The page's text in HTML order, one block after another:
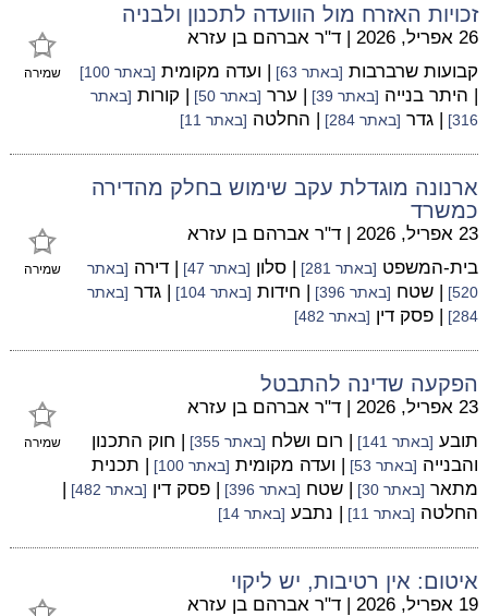
זכויות האזרח מול הוועדה לתכנון ולבניה
שמירה
26 אפריל, 2026 | ד"ר אברהם בן עזרא
קבועות שרברבות [באתר 63] | ועדה מקומית [באתר 100]
| היתר בנייה [באתר 39] | ערר [באתר 50] | קורות [באתר
316]
| גדר [באתר 284] | החלטה [באתר 11]
ארנונה מוגדלת עקב שימוש בחלק מהדירה
כמשרד
שמירה
23 אפריל, 2026 | ד"ר אברהם בן עזרא
בית-המשפט [באתר 281] | סלון [באתר 47] | דירה [באתר
520]
| שטח [באתר 396] | חידות [באתר 104] | גדר [באתר
284]
| פסק דין [באתר 482]
הפקעה שדינה להתבטל
שמירה
23 אפריל, 2026 | ד"ר אברהם בן עזרא
תובע [באתר 141] | רום ושלח [באתר 355]
| חוק התכנון
והבנייה [באתר 53] | ועדה מקומית [באתר 100]
| תכנית
מתאר [באתר 30] | שטח [באתר 396] | פסק דין [באתר 482]
|
החלטה [באתר 11] | נתבע [באתר 14]
איטום: אין רטיבות, יש ליקוי
19 אפריל, 2026 | ד"ר אברהם בן עזרא